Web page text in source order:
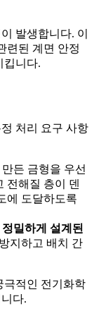
발생합니다. 이
련된 계면 안정
킵니다.
처리 요구 사항
만든 금형을 우선
전해질 층이 덴
에 도달하도록
정밀하게 설계된
지하고 배치 간
극적인 전기화학
다.